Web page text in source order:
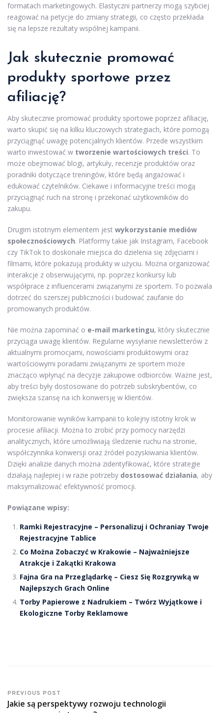
formatach marketingowych. Elastyczni partnerzy mogą szybciej
reagować na petycje do zmiany strategii, co często przekłada
się na lepsze rezultaty wspólnej kampanii.
Jak skutecznie promować
produkty sportowe przez
afiliację?
Aby skutecznie promować produkty sportowe poprzez afiliację,
warto skupić się na kilku kluczowych strategiach, które pomogą
przyciągnąć uwagę potencjalnych klientów. Przede wszystkim
warto inwestować w tworzenie wartościowych treści. To
może obejmować blogi, artykuły, recenzje produktów oraz
poradniki dotyczące treningów, które będą angażować i
edukować czytelników. Ciekawe i informacyjne treści mogą
przyciągnąć ruch na stronę i przekonać użytkowników do
zakupu.
Drugim istotnym elementem jest wykorzystanie mediów
społecznościowych. Platformy takie jak Instagram, Facebook
czy TikTok to doskonałe miejsca do dzielenia się zdjęciami i
filmami, które pokazują produkty w użyciu. Można organizować
interakcje z obserwującymi, np. poprzez konkursy lub
współprace z influencerami związanymi ze sportem. To pozwala
dotrzeć do szerszej publiczności i budować zaufanie do
promowanych produktów.
Nie można zapominać o e-mail marketingu, który skutecznie
przyciąga uwagę klientów. Regularne wysyłanie newsletterów z
aktualnymi promocjami, nowościami produktowymi oraz
wartościowymi poradami związanymi ze sportem może
znacząco wpłynąć na decyzje zakupowe odbiorców. Ważne jest,
aby treści były dostosowane do potrzeb subskrybentów, co
zwiększa szansę na ich konwersję w klientów.
Monitorowanie wyników kampanii to kolejny istotny krok w
procesie afiliacji. Można to zrobić przy pomocy narzędzi
analitycznych, które umożliwiają śledzenie ruchu na stronie,
współczynnika konwersji oraz źródeł pozyskiwania klientów.
Dzięki analizie danych można zidentyfikować, które strategie
działają najlepiej i w razie potrzeby dostosować działania, aby
maksymalizować efektywność promocji.
Powiązane wpisy:
Ramki Rejestracyjne – Personalizuj i Ochraniay Twoje
Rejestracyjne Tablice
Co Można Zobaczyć w Krakowie – Najważniejsze
Atrakcje i Zakątki Krakowa
Fajna Gra na Przeglądarkę – Ciesz Się Rozgrywką w
Najlepszych Grach Online
Torby Papierowe z Nadrukiem – Twórz Wyjątkowe i
Ekologiczne Torby Reklamowe
PREVIOUS POST
Jakie są perspektywy rozwoju technologii